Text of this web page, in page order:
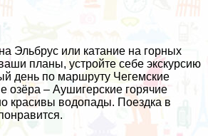
Эльбрус или катание на горных
планы, устройте себе экскурсию
день по маршруту Чегемские
озёра – Аушигерские горячие
красивы водопады. Поездка в